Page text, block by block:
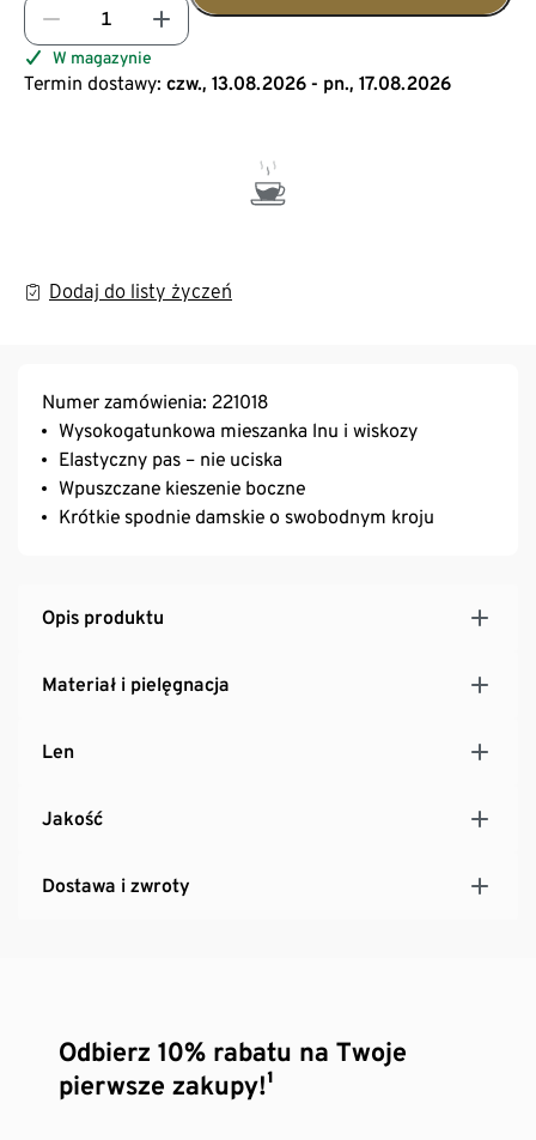
W magazynie
Termin dostawy: czw., 13.08.2026 - pn., 17.08.2026
Dodaj do listy życzeń
Numer zamówienia: 221018
Wysokogatunkowa mieszanka lnu i wiskozy
Elastyczny pas – nie uciska
Wpuszczane kieszenie boczne
Krótkie spodnie damskie o swobodnym kroju
Opis produktu
Materiał i pielęgnacja
Len
Jakość
Dostawa i zwroty
Odbierz 10% rabatu na Twoje
pierwsze zakupy!¹